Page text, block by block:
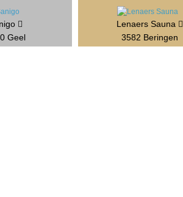
Geel
Lenaers Sauna
3582 Beringen